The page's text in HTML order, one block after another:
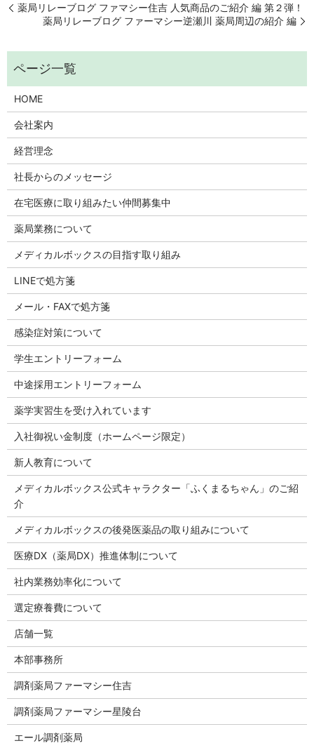
薬局リレーブログ ファマシー住吉 人気商品のご紹介 編 第２弾！
薬局リレーブログ ファーマシー逆瀬川 薬局周辺の紹介 編
HOME
会社案内
経営理念
社長からのメッセージ
在宅医療に取り組みたい仲間募集中
薬局業務について
メディカルボックスの目指す取り組み
LINEで処方箋
メール・FAXで処方箋
感染症対策について
学生エントリーフォーム
中途採用エントリーフォーム
薬学実習生を受け入れています
入社御祝い金制度（ホームページ限定）
新人教育について
メディカルボックス公式キャラクター「ふくまるちゃん」のご紹
介
メディカルボックスの後発医薬品の取り組みについて
医療DX（薬局DX）推進体制について
社内業務効率化について
選定療養費について
店舗一覧
本部事務所
調剤薬局ファーマシー住吉
調剤薬局ファーマシー星陵台
エール調剤薬局